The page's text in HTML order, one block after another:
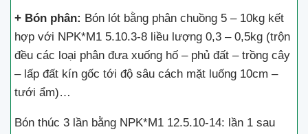
+ Bón phân: Bón lót bằng phân chuồng 5 – 10kg kết
hợp với NPK*M1 5.10.3-8 liều lượng 0,3 – 0,5kg (trộn
đều các loại phân đưa xuống hố – phủ đất – trồng cây
– lấp đất kín gốc tới độ sâu cách mặt luống 10cm –
tưới ẩm)…
Bón thúc 3 lần bằng NPK*M1 12.5.10-14: lần 1 sau